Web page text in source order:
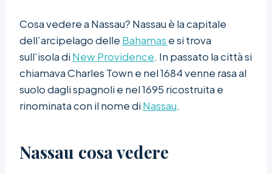
Cosa vedere a Nassau? Nassau è la capitale
dell’arcipelago delle Bahamas e si trova
sull’isola di New Providence. In passato la città si
chiamava Charles Town e nel 1684 venne rasa al
suolo dagli spagnoli e nel 1695 ricostruita e
rinominata con il nome di Nassau.
Nassau cosa vedere